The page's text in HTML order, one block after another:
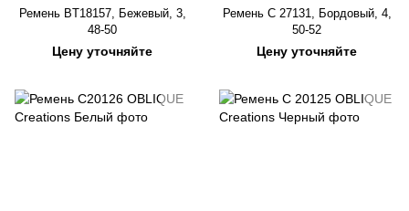
Ремень BT18157, Бежевый, 3,
48-50
Цену уточняйте
Ремень C 27131, Бордовый, 4,
50-52
Цену уточняйте